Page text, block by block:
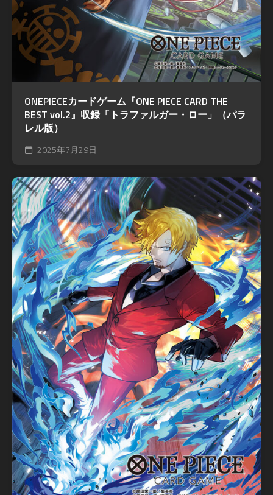
ONEPIECEカードゲーム『ONE PIECE CARD THE
BEST vol.2』収録「トラファルガー・ロー」（パラ
レル版）
2025年7月29日